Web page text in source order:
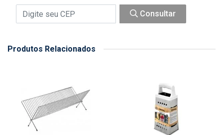
Consultar
Produtos Relacionados